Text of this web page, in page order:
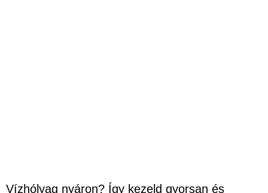
Vízhólyag nyáron? Így kezeld gyorsan és